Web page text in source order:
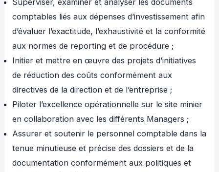
Superviser, examiner et analyser les documents
comptables liés aux dépenses d’investissement afin
d’évaluer l’exactitude, l’exhaustivité et la conformité
aux normes de reporting et de procédure ;
Initier et mettre en œuvre des projets d’initiatives
de réduction des coûts conformément aux
directives de la direction et de l’entreprise ;
Piloter l’excellence opérationnelle sur le site minier
en collaboration avec les différents Managers ;
Assurer et soutenir le personnel comptable dans la
tenue minutieuse et précise des dossiers et de la
documentation conformément aux politiques et